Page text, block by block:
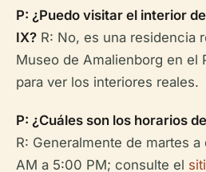
P: ¿Puedo visitar el interior
IX? R: No, es una residencia
Museo de Amalienborg en el
para ver los interiores reales.
P: ¿Cuáles son los horarios
R: Generalmente de martes
AM a 5:00 PM; consulte el